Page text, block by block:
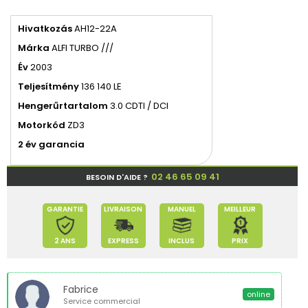
HivatkozásAH12-22A
Márka ALFI TURBO ///
Év2003
Teljesítmény136 140 LE
Hengerűrtartalom 3.0 CDTI / DCI
Motorkód ZD3
2 év garancia
BESOIN D'AIDE ? 02 46 65 09 41
GARANTIE
2 ANS
LIVRAISON
EXPRESS
MANUEL
INCLUS
MEILLEUR
PRIX
Fabrice
Service commercial
online